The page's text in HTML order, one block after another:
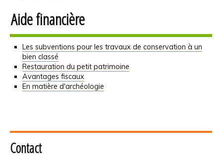
Aide financière
Les subventions pour les travaux de conservation à un
bien classé
Restauration du petit patrimoine
Avantages fiscaux
En matière d'archéologie
Contact